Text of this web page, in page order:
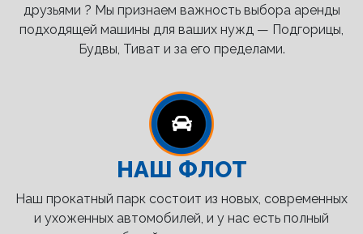
друзьями ? Мы признаем важность выбора аренды
подходящей машины для ваших нужд — Подгорицы,
Будвы, Тиват и за его пределами.
НАШ ФЛОТ
Наш прокатный парк состоит из новых, современных
и ухоженных автомобилей, и у нас есть полный